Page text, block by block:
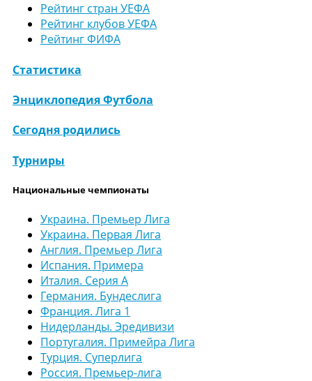
Рейтинг стран УЕФА
Рейтинг клубов УЕФА
Рейтинг ФИФА
Статистика
Энциклопедия Футбола
Сегодня родились
Турниры
Национальные чемпионаты
Украина. Премьер Лига
Украина. Первая Лига
Англия. Премьер Лига
Испания. Примера
Италия. Серия А
Германия. Бундеслига
Франция. Лига 1
Нидерланды. Эредивизи
Португалия. Примейра Лига
Турция. Суперлига
Россия. Премьер-лига